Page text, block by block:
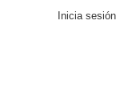
Inicia